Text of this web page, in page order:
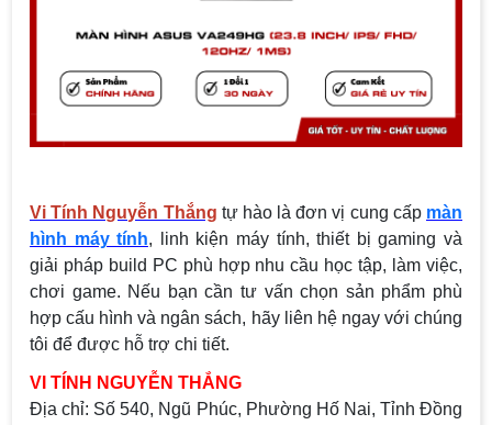
Vi Tính Nguyễn Thắng tự hào là đơn vị cung cấp màn
hình máy tính, linh kiện máy tính, thiết bị gaming và
giải pháp build PC phù hợp nhu cầu học tập, làm việc,
chơi game. Nếu bạn cần tư vấn chọn sản phẩm phù
hợp cấu hình và ngân sách, hãy liên hệ ngay với chúng
tôi để được hỗ trợ chi tiết.
VI TÍNH NGUYỄN THẮNG
Địa chỉ: Số 540, Ngũ Phúc, Phường Hố Nai, Tỉnh Đồng